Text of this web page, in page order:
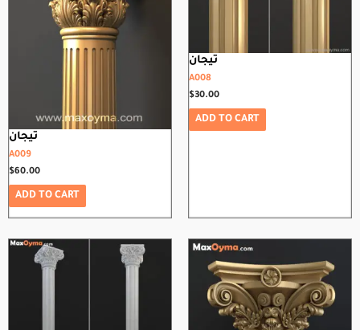
تيجان
A009
$60.00
ADD TO CART
تيجان
A008
$30.00
ADD TO CART